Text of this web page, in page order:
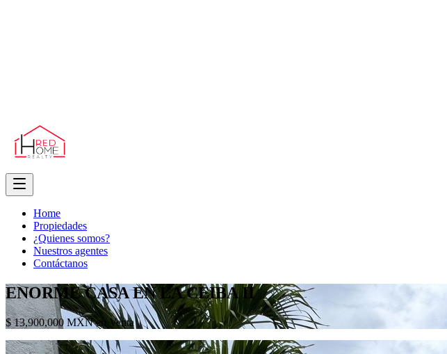
Home
Propiedades
¿Quienes somos?
Nuestros agentes
Contáctanos
ENORME CASA EN LA CEIBA II
$ 13,900,000 MXN en Venta